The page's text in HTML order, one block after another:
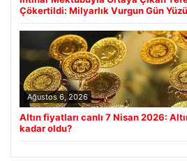
Çökertildi: Milyarlık Vurgun Gün
Ağustos 6, 2026
Altın fiyatları canlı 7 Nisan 2026:
kadar oldu?